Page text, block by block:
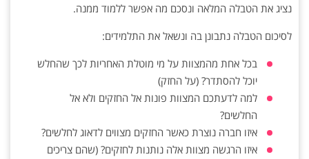
נציג את הטבלה המלאה ונסכם מה אפשר ללמוד ממנה.
לסיכום הטבלה נתבונן בה ונשאל את התלמידים:
בכל אחת מהמצוות על מי מוטלת האחריות לכך שהחלש
יוכל להסתדר? (על החזק)
למה לדעתכם המצוות פונות אל החזקים ולא אל
החלשים?
איזו חברה נוצרת כאשר החזקים מצווים לדאוג לחלשים?
איזו הרגשה מצוות אלה נותנות לחזקים? (שהם צריכים